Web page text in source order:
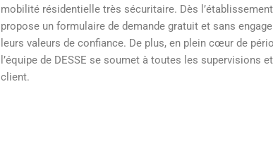
mobilité résidentielle très sécuritaire. Dès l’établissement
propose un formulaire de demande gratuit et sans
leurs valeurs de confiance. De plus, en plein cœur de
l’équipe de DESSE se soumet à toutes les supervisions
client.